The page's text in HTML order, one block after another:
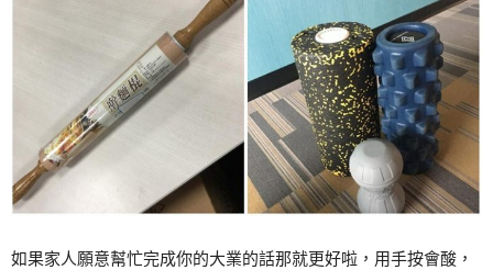
如果家人願意幫忙完成你的大業的話那就更好啦，用手按會酸，